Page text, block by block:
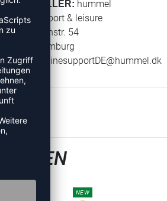
HERSTELLER: hummel
hummel sport & leisure
Leverkusenstr. 54
22761 Hamburg
E-Mail:
onlinesupportDE@hummel.dk
NEW